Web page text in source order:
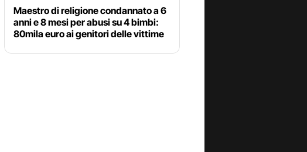
Maestro di religione condannato a 6
anni e 8 mesi per abusi su 4 bimbi:
80mila euro ai genitori delle vittime